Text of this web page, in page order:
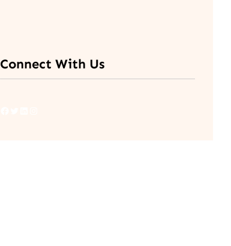
Connect With Us